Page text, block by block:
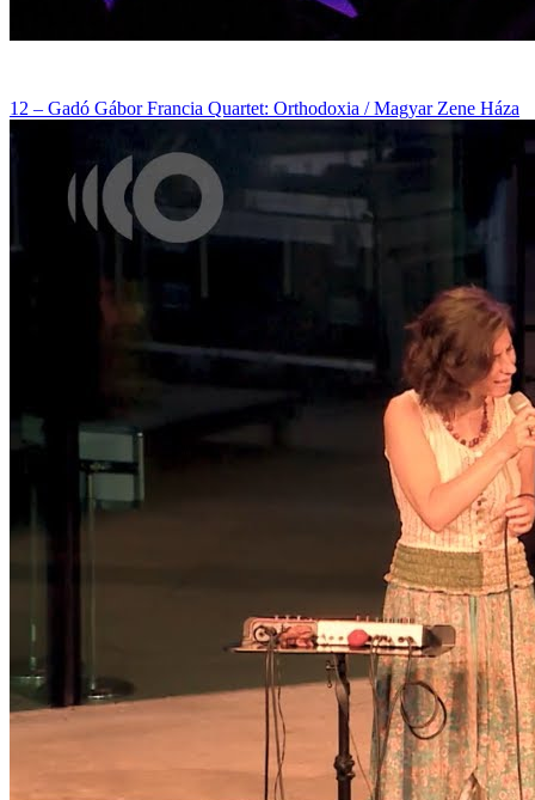
12 – Gadó Gábor Francia Quartet: Orthodoxia / Magyar Zene Háza